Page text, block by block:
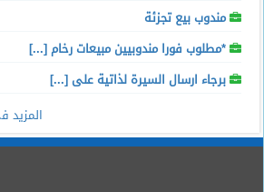
مندوب بيع تجزئة
*مطلوب فورا مندوبيين مبيعات رخام [...]
برجاء ارسال السيرة لذاتية على [...]